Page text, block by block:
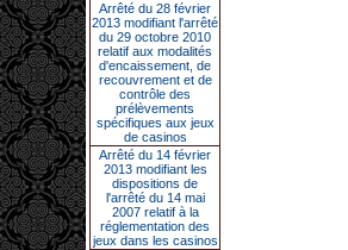
Arrêté du 28 février
2013 modifiant l'arrêté
du 29 octobre 2010
relatif aux modalités
d'encaissement, de
recouvrement et de
contrôle des
prélèvements
spécifiques aux jeux
de casinos
Arrêté du 14 février
2013 modifiant les
dispositions de
l'arrêté du 14 mai
2007 relatif à la
réglementation des
jeux dans les casinos